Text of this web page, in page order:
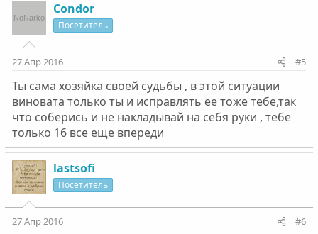
Condor
Посетитель
27 Апр 2016 #5
Ты сама хозяйка своей судьбы , в этой ситуации
виновата только ты и исправлять ее тоже тебе,так
что соберись и не накладывай на себя руки , тебе
только 16 все еще впереди
lastsofi
Посетитель
27 Апр 2016 #6